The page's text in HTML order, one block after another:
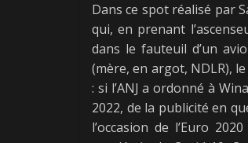
Dans ce spot réalisé par
qui, en prenant
dans le fauteuil d’un
(mère, en argot, NDLR),
: si l’ANJ a ordonné à
2022, de la publicité en
l’occasion de l’Euro